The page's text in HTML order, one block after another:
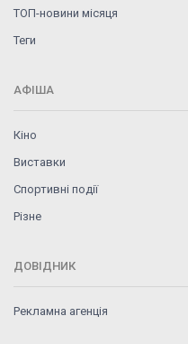
ТОП-новини місяця
Теги
АФІША
Кіно
Виставки
Спортивні події
Різне
ДОВІДНИК
Рекламна агенція